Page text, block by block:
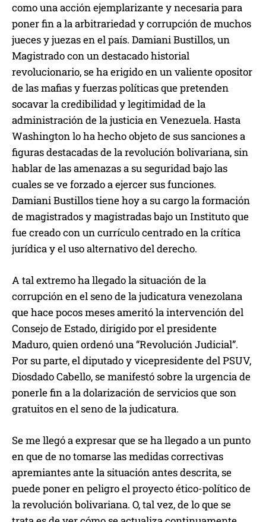
como una acción ejemplarizante y necesaria para
poner fin a la arbitrariedad y corrupción de muchos
jueces y juezas en el país. Damiani Bustillos, un
Magistrado con un destacado historial
revolucionario, se ha erigido en un valiente opositor
de las mafias y fuerzas políticas que pretenden
socavar la credibilidad y legitimidad de la
administración de la justicia en Venezuela. Hasta
Washington lo ha hecho objeto de sus sanciones a
figuras destacadas de la revolución bolivariana, sin
hablar de las amenazas a su seguridad bajo las
cuales se ve forzado a ejercer sus funciones.
Damiani Bustillos tiene hoy a su cargo la formación
de magistrados y magistradas bajo un Instituto que
fue creado con un currículo centrado en la crítica
jurídica y el uso alternativo del derecho.
A tal extremo ha llegado la situación de la
corrupción en el seno de la judicatura venezolana
que hace pocos meses ameritó la intervención del
Consejo de Estado, dirigido por el presidente
Maduro, quien ordenó una “Revolución Judicial”.
Por su parte, el diputado y vicepresidente del PSUV,
Diosdado Cabello, se manifestó sobre la urgencia de
ponerle fin a la dolarización de servicios que son
gratuitos en el seno de la judicatura.
Se me llegó a expresar que se ha llegado a un punto
en que de no tomarse las medidas correctivas
apremiantes ante la situación antes descrita, se
puede poner en peligro el proyecto ético-político de
la revolución bolivariana. O, tal vez, de lo que se